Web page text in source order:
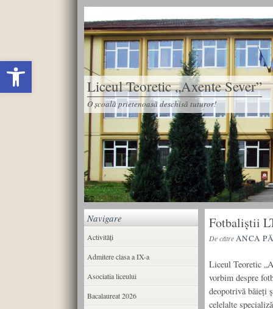
Deschide bara de unelte
Liceul Teoretic „Axente Sever”
O școală prietenoasă deschisă tuturor!
Fotbaliștii
De cătreANCA
Liceul Teoretic
vorbim despre
deopotrivă băieți
celelalte
Navigare
Activități
Admitere clasa a IX-a
Asociatia liceului
Bacalaureat 2026